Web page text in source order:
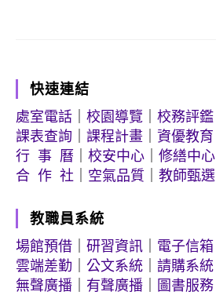
快速連結
處室電話
校園導覽
校務評鑑
課表查詢
課程計畫
資優教育
行 事 曆
校安中心
修繕中心
合 作 社
空氣品質 教師甄選
教職員系統
場館預借
研習資訊
電子信箱
雲端差勤
公文系統
請購系統
無聲廣播
有聲廣播 圖書服務